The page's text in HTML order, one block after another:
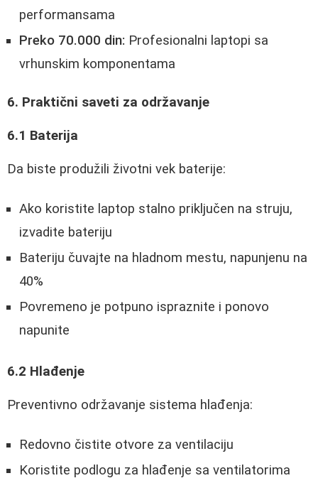
performansama
Preko 70.000 din: Profesionalni laptopi sa
vrhunskim komponentama
6. Praktični saveti za održavanje
6.1 Baterija
Da biste produžili životni vek baterije:
Ako koristite laptop stalno priključen na struju,
izvadite bateriju
Bateriju čuvajte na hladnom mestu, napunjenu na
40%
Povremeno je potpuno ispraznite i ponovo
napunite
6.2 Hlađenje
Preventivno održavanje sistema hlađenja:
Redovno čistite otvore za ventilaciju
Koristite podlogu za hlađenje sa ventilatorima